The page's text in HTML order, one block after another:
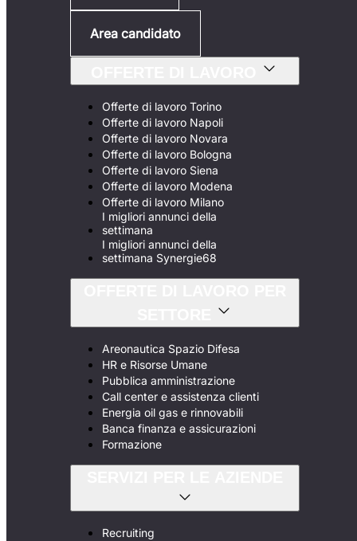
Area candidato
Offerte di lavoro Torino
Offerte di lavoro Napoli
Offerte di lavoro Novara
Offerte di lavoro Bologna
Offerte di lavoro Siena
Offerte di lavoro Modena
Offerte di lavoro Milano
I migliori annunci della
settimana
I migliori annunci della
settimana Synergie68
Areonautica Spazio Difesa
HR e Risorse Umane
Pubblica amministrazione
Call center e assistenza clienti
Energia oil gas e rinnovabili
Banca finanza e assicurazioni
Formazione
Recruiting